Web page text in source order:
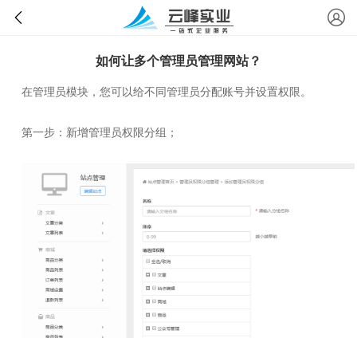
如何让多个管理员管理网站？
在管理员模块，您可以给不同管理员分配账号并设置权限。
第一步：新增管理员权限分组；